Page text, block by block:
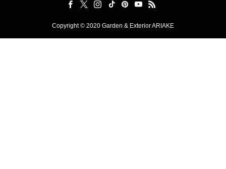
Copyright © 2020 Garden & Exterior ARIAKE